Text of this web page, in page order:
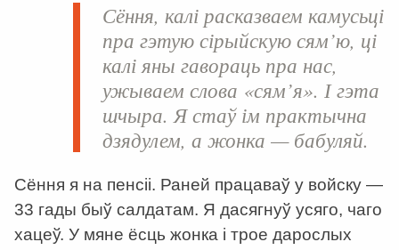
Сёння, калі расказваем камусьці
пра гэтую сірыйскую сям’ю, ці
калі яны гавораць пра нас,
ужываем слова «сям’я». І гэта
шчыра. Я стаў ім практычна
дзядулем, а жонка — бабуляй.
Сёння я на пенсіі. Раней працаваў у войску —
33 гады быў салдатам. Я дасягнуў усяго, чаго
хацеў. У мяне ёсць жонка і трое дарослых